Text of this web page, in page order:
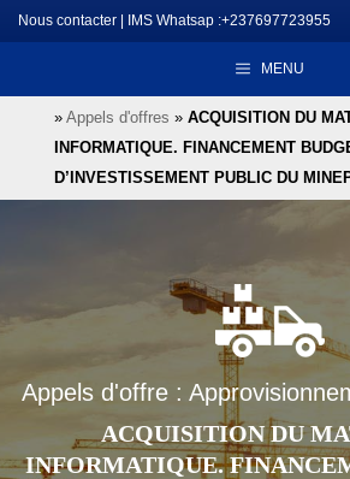
Aller
au
Nous contacter IMS Whatsap :+237697723955
MENU
» Appels d'offres » ACQUISITION DU
INFORMATIQUE. FINANCEMENT
D’INVESTISSEMENT PUBLIC DU
Appels d'offre :
ACQUISITION DU
INFORMATIQUE.